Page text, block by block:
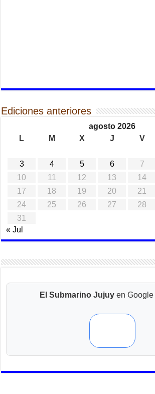
Ediciones anteriores
agosto 2026
L
M X J V
3
4 5 6 7
10
11 12 13 14
17
18 19 20 21
24
25 26 27 28
31
« Jul
El Submarino Jujuy en